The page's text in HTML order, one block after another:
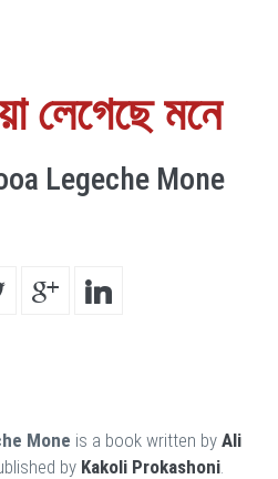
লেগেছে মনে
Legeche Mone
Mone is a book written by Ali
by Kakoli Prokashoni